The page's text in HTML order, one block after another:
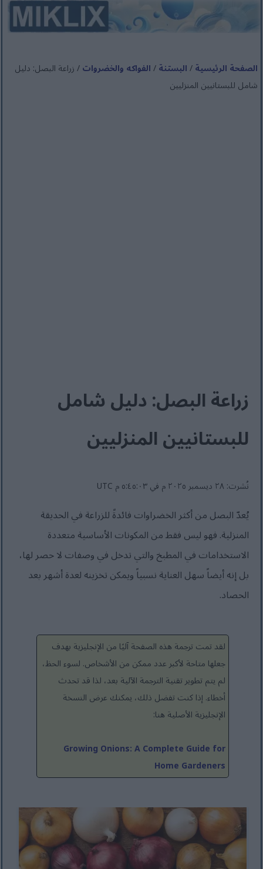
الصفحة الرئيسية/البستنة/الفواكه والخضروات/ زراعة البصل: دليل
شامل للبستانيين المنزليين
زراعة البصل: دليل شامل
للبستانيين المنزليين
نُشرت: ٢٨ ديسمبر ٢٠٢٥ م في ٥:٤٥:٠٣ م UTC
يُعدّ البصل من أكثر الخضراوات فائدةً للزراعة في الحديقة
المنزلية. فهو ليس فقط من المكونات الأساسية متعددة
الاستخدامات في المطبخ والتي تدخل في وصفات لا حصر لها،
بل إنه أيضاً سهل العناية نسبياً ويمكن تخزينه لعدة أشهر بعد
الحصاد.
لقد تمت ترجمة هذه الصفحة آليًا من الإنجليزية بهدف
جعلها متاحة لأكبر عدد ممكن من الأشخاص. لسوء الحظ،
لم يتم تطوير تقنية الترجمة الآلية بعد، لذا قد تحدث
أخطاء. إذا كنت تفضل ذلك، يمكنك عرض النسخة
الإنجليزية الأصلية هنا:
Growing Onions: A Complete Guide for
Home Gardeners